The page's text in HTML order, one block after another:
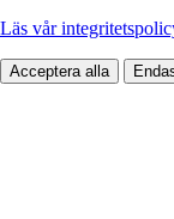
Läs vår
Acceptera alla